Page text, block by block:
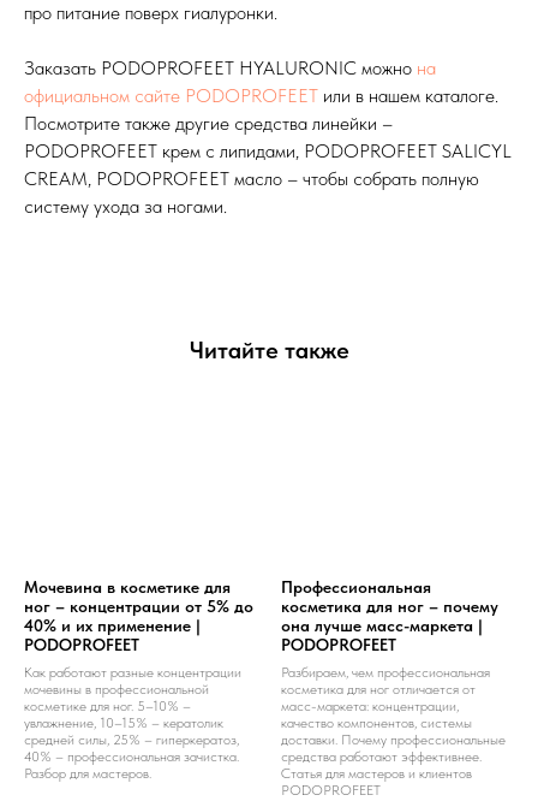
про питание поверх гиалуронки.
Заказать PODOPROFEET HYALURONIC можно на
официальном сайте PODOPROFEET или в нашем каталоге.
Посмотрите также другие средства линейки –
PODOPROFEET крем с липидами, PODOPROFEET SALICYL
CREAM, PODOPROFEET масло – чтобы собрать полную
систему ухода за ногами.
Читайте также
Мочевина в косметике для
ног – концентрации от 5% до
40% и их применение |
PODOPROFEET
Как работают разные концентрации
мочевины в профессиональной
косметике для ног. 5–10% –
увлажнение, 10–15% – кератолик
средней силы, 25% – гиперкератоз,
40% – профессиональная зачистка.
Разбор для мастеров.
Профессиональная
косметика для ног – почему
она лучше масс-маркета |
PODOPROFEET
Разбираем, чем профессиональная
косметика для ног отличается от
масс-маркета: концентрации,
качество компонентов, системы
доставки. Почему профессиональные
средства работают эффективнее.
Статья для мастеров и клиентов
PODOPROFEET